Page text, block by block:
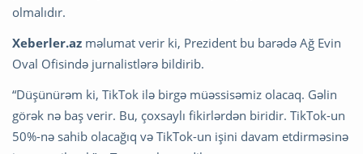
olmalıdır.
Xeberler.az məlumat verir ki, Prezident bu barədə Ağ Evin
Oval Ofisində jurnalistlərə bildirib.
“Düşünürəm ki, TikTok ilə birgə müəssisəmiz olacaq. Gəlin
görək nə baş verir. Bu, çoxsaylı fikirlərdən biridir. TikTok-un
50%-nə sahib olacağıq və TikTok-un işini davam etdirməsinə